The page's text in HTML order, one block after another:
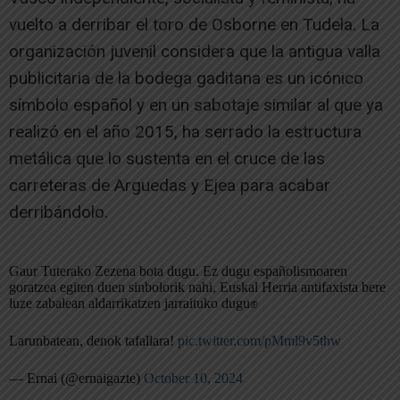
vuelto a derribar el toro de Osborne en Tudela. La
organización juvenil considera que la antigua valla
publicitaria de la bodega gaditana es un icónico
símbolo español y en un sabotaje similar al que ya
realizó en el año 2015, ha serrado la estructura
metálica que lo sustenta en el cruce de las
carreteras de Arguedas y Ejea para acabar
derribándolo.
Gaur Tuterako Zezena bota dugu. Ez dugu españolismoaren
goratzea egiten duen sinbolorik nahi, Euskal Herria antifaxista bere
luze zabalean aldarrikatzen jarraituko dugu✊
Larunbatean, denok tafallara! pic.twitter.com/pMml9v5thw
— Ernai (@ernaigazte) October 10, 2024